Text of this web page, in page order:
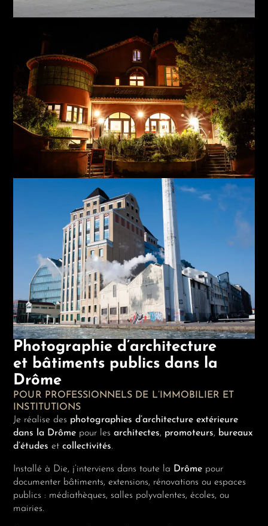
Photographie d’architecture
et bâtiments publics dans la
Drôme
POUR PROFESSIONNELS DE L’IMMOBILIER ET
INSTITUTIONS
Je réalise des photographies d’architecture extérieure
dans la Drôme pour lesarchitectes, promoteurs, bureaux
d’études etcollectivités.
Installé à Die, j’interviens dans toute la Drôme pour
documenter bâtiments, extensions, rénovations ou espaces
publics : médiathèques, salles polyvalentes, écoles, ou
mairies.